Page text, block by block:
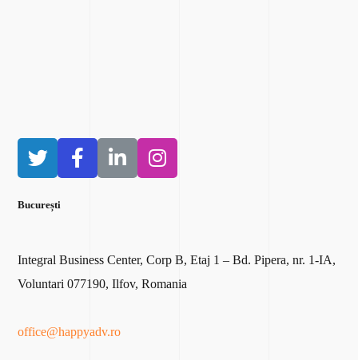
București​
Integral Business Center, Corp B, Etaj 1 – Bd. Pipera, nr. 1-IA,
Voluntari 077190, Ilfov, Romania
office@happyadv.ro